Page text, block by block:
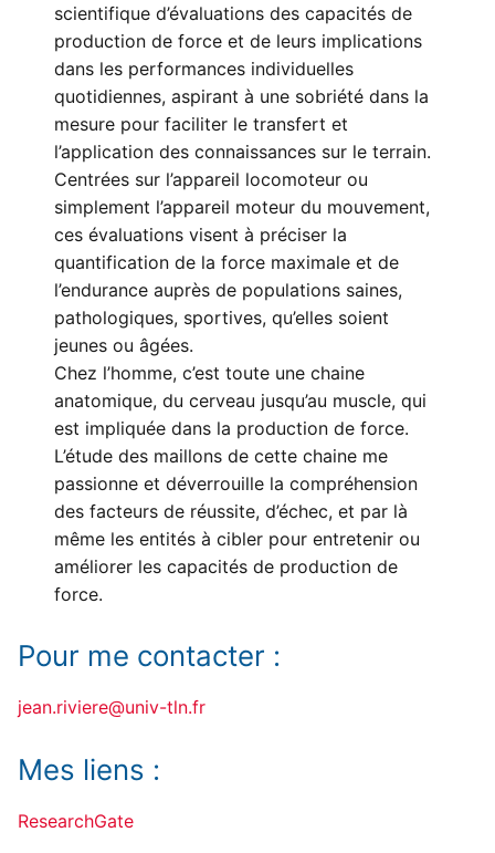
scientifique d’évaluations des capacités de
production de force et de leurs implications
dans les performances individuelles
quotidiennes, aspirant à une sobriété dans la
mesure pour faciliter le transfert et
l’application des connaissances sur le terrain.
Centrées sur l’appareil locomoteur ou
simplement l’appareil moteur du mouvement,
ces évaluations visent à préciser la
quantification de la force maximale et de
l’endurance auprès de populations saines,
pathologiques, sportives, qu’elles soient
jeunes ou âgées.
Chez l’homme, c’est toute une chaine
anatomique, du cerveau jusqu’au muscle, qui
est impliquée dans la production de force.
L’étude des maillons de cette chaine me
passionne et déverrouille la compréhension
des facteurs de réussite, d’échec, et par là
même les entités à cibler pour entretenir ou
améliorer les capacités de production de
force.
Pour me contacter :
jean.riviere@univ-tln.fr
Mes liens :
ResearchGate